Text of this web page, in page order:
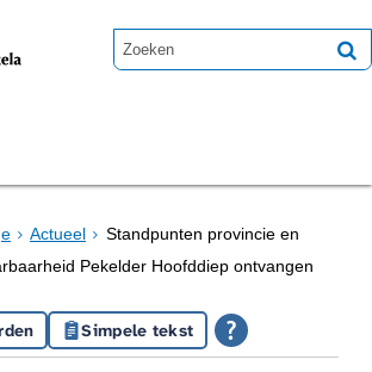
Actueel
Standpunten provincie en
Pekelder Hoofddiep ontvangen
Simpele tekst